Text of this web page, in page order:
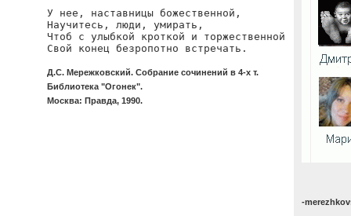
У нее, наставницы божественной,
Научитесь, люди, умирать,
Чтоб с улыбкой кроткой и торжественной
Д.С. Мережковский. Собрание сочинений в 4-х т.
Библиотека "Огонек".
Москва: Правда, 1990.
-